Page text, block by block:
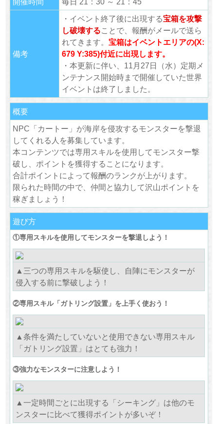
備考
・イベント終了後に出現する宝箱を攻撃
し破壊することで、報酬がメールで送ら
れてきます。 宝箱はイベントエリアの(X:
679 Y:385)付近に出現します。
・本更新に伴い、11月27日（水）定期メ
ンテナンス開始時まで開催していた世界
イベントは終了しました。
概要
NPC「カートー」が海岸を侵攻するモンスターを撃退
してくれる人を募集しています。
本コンテンツでは専用スキルを使用してモンスター撃
破し、ポイントを獲得することになります。
合計ポイントによって報酬のランクが上がります。
限られた時間の中で、仲間と協力して沢山ポイントを
稼ぎましょう！
遊び方
①専用スキルを使用してモンスターを撃退しよう！
▲三つの専用スキルを駆使し、自陣にモンスターが
侵入する前に撃破しよう！
②専用スキル「ガトリング設置」を上手く使おう！
▲条件を満たしていないと使用できない専用スキル
「ガトリング設置」はとても強力！
③強力なモンスターに注意しよう！
▲一定時間ごとに出現する「シーキング」は他のモ
ンスターに比べて獲得ポイントが多いぞ！